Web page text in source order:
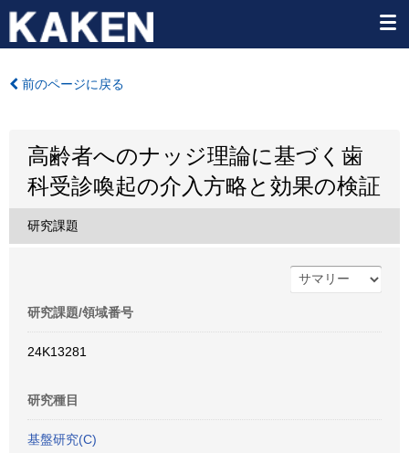
前のページに戻る
高齢者へのナッジ理論に基づく歯
科受診喚起の介入方略と効果の検証
研究課題
研究課題/領域番号
24K13281
研究種目
基盤研究(C)